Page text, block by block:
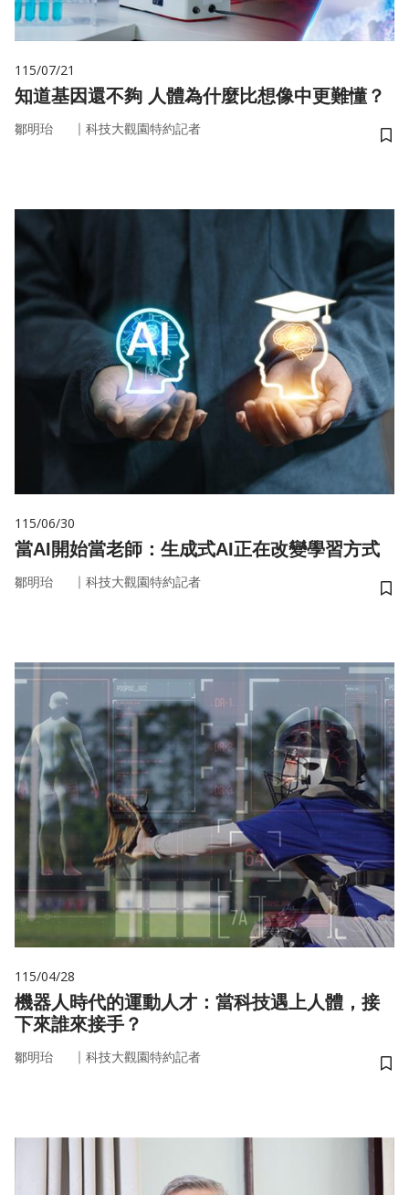
115/07/21
知道基因還不夠 人體為什麼比想像中更難懂？
鄒明珆 ｜ 科技大觀園特約記者
儲
115/06/30
當AI開始當老師：生成式AI正在改變學習方式
鄒明珆 ｜ 科技大觀園特約記者
儲
115/04/28
機器人時代的運動人才：當科技遇上人體，接
下來誰來接手？
鄒明珆 ｜ 科技大觀園特約記者
儲